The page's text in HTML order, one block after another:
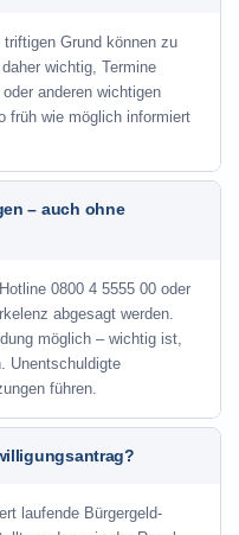
triftigen Grund können zu
wichtig, Termine
anderen wichtigen
früh wie möglich informiert
– auch ohne
0800 4 5555 00 oder
abgesagt werden.
möglich – wichtig ist,
Unentschuldigte
führen.
laufende Bürgergeld-